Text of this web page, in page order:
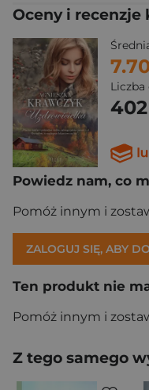
Oceny i recenzje
Liczba
402
Powiedz nam, co
Pomóż innym i
ZALOGUJ SIĘ, ABY
Ten produkt nie
Pomóż innym i
Z tego samego